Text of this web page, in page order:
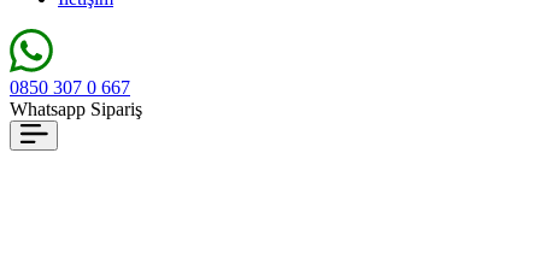
0850 307 0 667
Whatsapp Sipariş